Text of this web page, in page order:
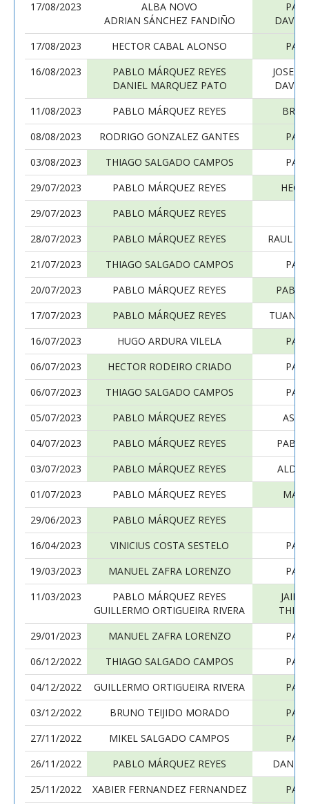
17/08/2023
ALBA NOVO
ADRIAN SÁNCHEZ FANDIÑO
DAVID
17/08/2023
HECTOR CABAL ALONSO
16/08/2023
PABLO MÁRQUEZ REYES
DANIEL MARQUEZ PATO
JOSE
DAVID
11/08/2023
PABLO MÁRQUEZ REYES
08/08/2023
RODRIGO GONZALEZ GANTES
03/08/2023
THIAGO SALGADO CAMPOS
29/07/2023
PABLO MÁRQUEZ REYES
29/07/2023
PABLO MÁRQUEZ REYES
28/07/2023
PABLO MÁRQUEZ REYES
RAUL
21/07/2023
THIAGO SALGADO CAMPOS
20/07/2023
PABLO MÁRQUEZ REYES
17/07/2023
PABLO MÁRQUEZ REYES
TUAN
16/07/2023
HUGO ARDURA VILELA
06/07/2023
HECTOR RODEIRO CRIADO
06/07/2023
THIAGO SALGADO CAMPOS
05/07/2023
PABLO MÁRQUEZ REYES
ASIS
04/07/2023
PABLO MÁRQUEZ REYES
03/07/2023
PABLO MÁRQUEZ REYES
ALDO
01/07/2023
PABLO MÁRQUEZ REYES
29/06/2023
PABLO MÁRQUEZ REYES
16/04/2023
VINICIUS COSTA SESTELO
19/03/2023
MANUEL ZAFRA LORENZO
11/03/2023
PABLO MÁRQUEZ REYES
GUILLERMO ORTIGUEIRA RIVERA
29/01/2023
MANUEL ZAFRA LORENZO
06/12/2022
THIAGO SALGADO CAMPOS
04/12/2022
GUILLERMO ORTIGUEIRA RIVERA
03/12/2022
BRUNO TEIJIDO MORADO
27/11/2022
MIKEL SALGADO CAMPOS
26/11/2022
PABLO MÁRQUEZ REYES
25/11/2022
XABIER FERNANDEZ FERNANDEZ